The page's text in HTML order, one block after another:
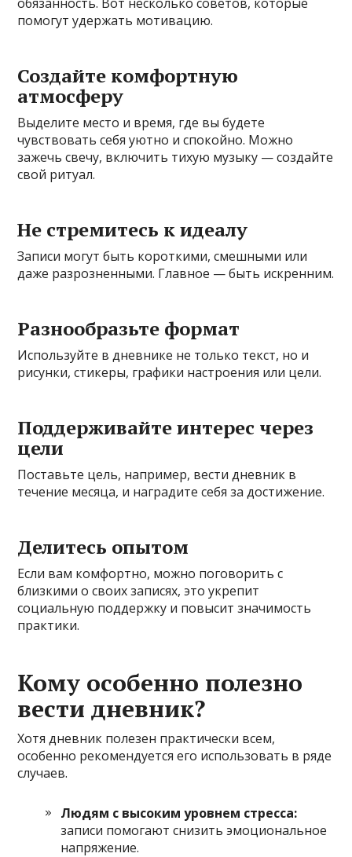
помогут удержать мотивацию.
Создайте комфортную
атмосферу
Выделите место и время, где вы будете
чувствовать себя уютно и спокойно. Можно
зажечь свечу, включить тихую музыку — создайте
свой ритуал.
Не стремитесь к идеалу
Записи могут быть короткими, смешными или
даже разрозненными. Главное — быть искренним.
Разнообразьте формат
Используйте в дневнике не только текст, но и
рисунки, стикеры, графики настроения или цели.
Поддерживайте интерес через
цели
Поставьте цель, например, вести дневник в
течение месяца, и наградите себя за достижение.
Делитесь опытом
Если вам комфортно, можно поговорить с
близкими о своих записях, это укрепит
социальную поддержку и повысит значимость
практики.
Кому особенно полезно
вести дневник?
Хотя дневник полезен практически всем,
особенно рекомендуется его использовать в ряде
случаев.
Людям с высоким уровнем стресса:
записи помогают снизить эмоциональное
напряжение.